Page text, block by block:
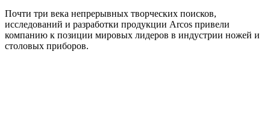
Почти три века непрерывных творческих поисков,
исследований и разработки продукции Arcos привели
компанию к позиции мировых лидеров в индустрии ножей и
столовых приборов.